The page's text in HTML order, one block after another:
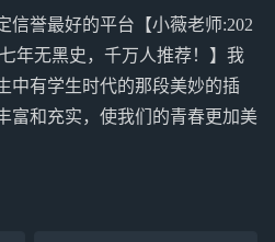
信誉最好的平台【小薇老师:202
年无黑史，千万人推荐！】我
中有学生时代的那段美妙的插
富和充实，使我们的青春更加美